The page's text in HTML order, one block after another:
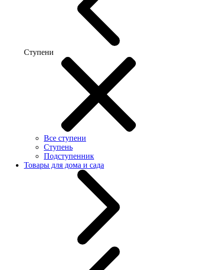
Ступени
Все ступени
Ступень
Подступенник
Товары для дома и сада